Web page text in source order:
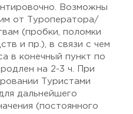
Возможны
от Туроператора/
(пробки, поломки
и пр.), в связи с чем
в конечный пункт по
на 2-3 ч. При
Туристами
дальнейшего
(постоянного